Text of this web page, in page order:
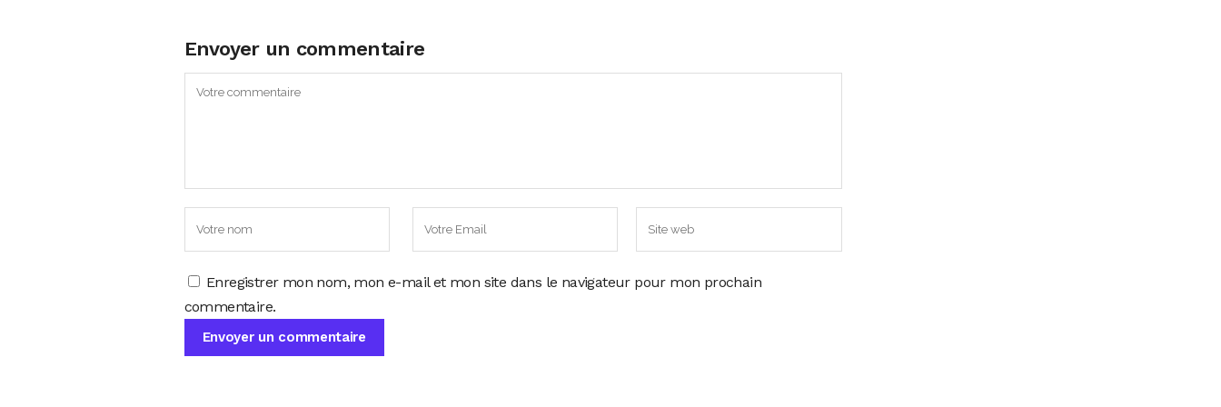
Envoyer un commentaire
Enregistrer mon nom, mon e-mail et mon site dans le navigateur pour mon prochain
commentaire.